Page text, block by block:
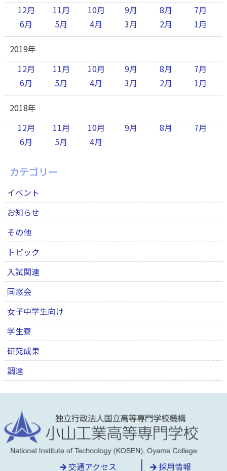
12月
11月 10月 9月 8月
7月
6月
5月 4月 3月 2月 1月
2019年
12月
11月 10月 9月 8月
7月
6月
5月 4月 3月 2月 1月
2018年
12月
11月 10月 9月 8月
7月
6月
5月 4月
カテゴリー
イベント
お知らせ
その他
トピック
入試関連
同窓会
女子中学生向け
学生寮
研究成果
調達
採用情報
交通アクセス